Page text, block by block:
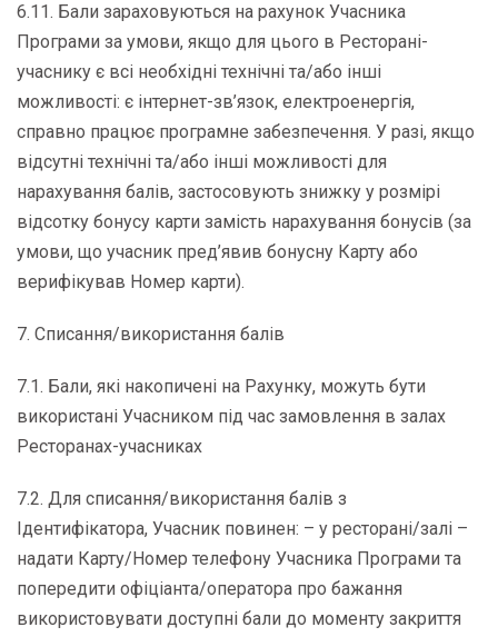
6.11. Бали зараховуються на рахунок Учасника
Програми за умови, якщо для цього в Ресторані-
учаснику є всі необхідні технічні та/або інші
можливості: є інтернет-зв’язок, електроенергія,
справно працює програмне забезпечення. У разі, якщо
відсутні технічні та/або інші можливості для
нарахування балів, застосовують знижку у розмірі
відсотку бонусу карти замість нарахування бонусів (за
умови, що учасник пред’явив бонусну Карту або
верифікував Номер карти).
7. Списання/використання балів
7.1. Бали, які накопичені на Рахунку, можуть бути
використані Учасником під час замовлення в залах
Ресторанах-учасниках
7.2. Для списання/використання балів з
Ідентифікатора, Учасник повинен: – у ресторані/залі –
надати Карту/Номер телефону Учасника Програми та
попередити офіціанта/оператора про бажання
використовувати доступні бали до моменту закриття